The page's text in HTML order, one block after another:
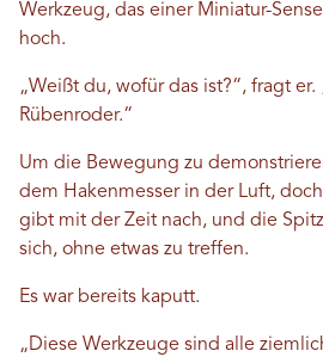
Werkzeug, das einer Miniatur-
hoch.
„Weißt du, wofür das ist?“, fragt er.
Rübenroder.“
Um die Bewegung zu
dem Hakenmesser in der Luft,
gibt mit der Zeit nach, und die
sich, ohne etwas zu treffen.
Es war bereits kaputt.
„Diese Werkzeuge sind alle